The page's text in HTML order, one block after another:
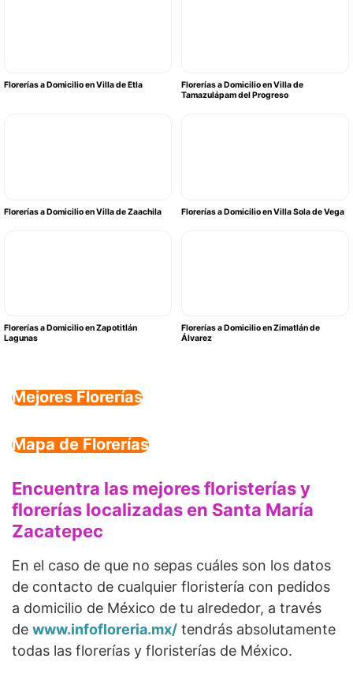
Florerías a Domicilio en Villa de Etla
Florerías a Domicilio en Villa de
Tamazulápam del Progreso
Florerías a Domicilio en Villa de Zaachila Florerías a Domicilio en Villa Sola de Vega
Florerías a Domicilio en Zapotitlán
Lagunas
Florerías a Domicilio en Zimatlán de
Álvarez
Mejores Florerías
Mapa de Florerías
Encuentra las mejores floristerías y
florerías localizadas en Santa María
Zacatepec
En el caso de que no sepas cuáles son los datos
de contacto de cualquier floristería con pedidos
a domicilio de México de tu alrededor, a través
de www.infofloreria.mx/ tendrás absolutamente
todas las florerías y floristerías de México.